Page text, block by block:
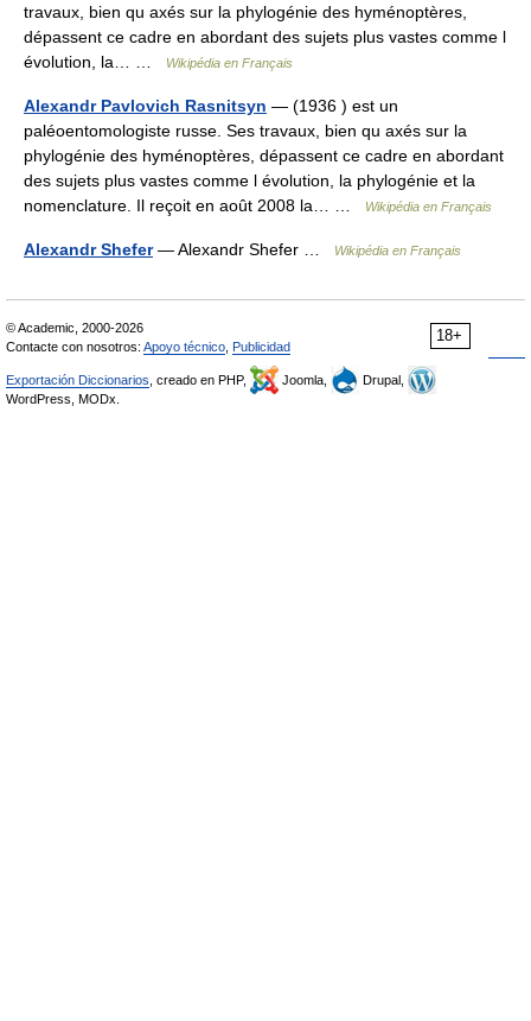
travaux, bien qu axés sur la phylogénie des hyménoptères,
dépassent ce cadre en abordant des sujets plus vastes comme l
évolution, la… …
Wikipédia en Français
Alexandr Pavlovich Rasnitsyn — (1936 ) est un
paléoentomologiste russe. Ses travaux, bien qu axés sur la
phylogénie des hyménoptères, dépassent ce cadre en abordant
des sujets plus vastes comme l évolution, la phylogénie et la
nomenclature. Il reçoit en août 2008 la… …
Wikipédia en Français
Alexandr Shefer— Alexandr Shefer … Wikipédia en Français
18+
© Academic, 2000-2026
Contacte con nosotros: Apoyo técnico Publicidad
Exportación Diccionarios , creado en PHP, Joomla,
Drupal,
WordPress, MODx.